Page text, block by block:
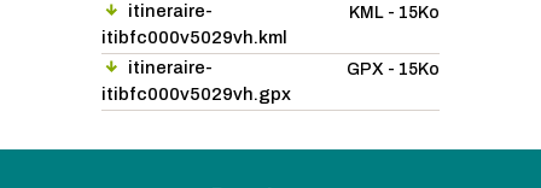
itineraire-
itibfc000v5029vh.kml
KML - 15Ko
itineraire-
itibfc000v5029vh.gpx
GPX - 15Ko